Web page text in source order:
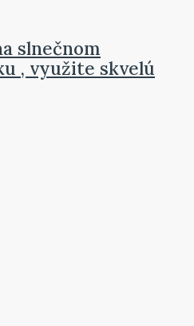
slnečnom
, využite skvelú